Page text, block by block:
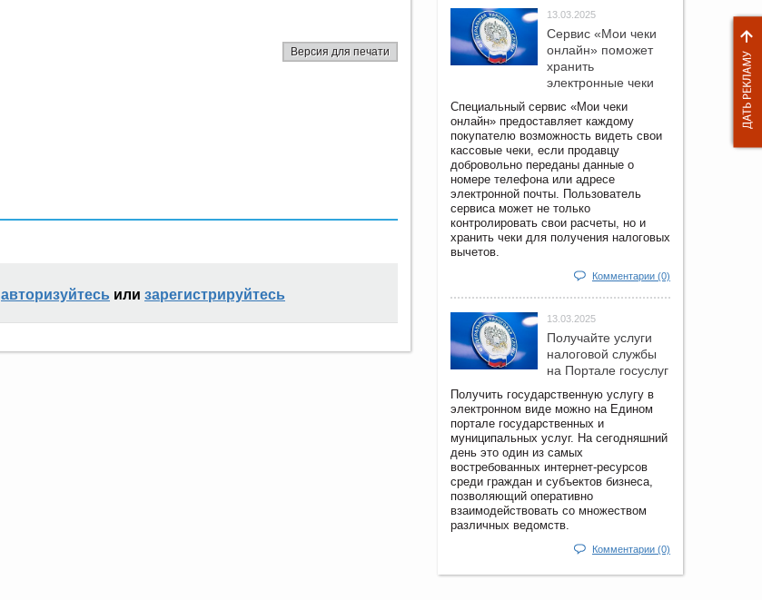
Версия для печати
авторизуйтесь или зарегистрируйтесь
13.03.2025
Сервис «Мои чеки
онлайн» поможет
хранить
электронные чеки
Специальный сервис «Мои чеки
онлайн» предоставляет каждому
покупателю возможность видеть свои
кассовые чеки, если продавцу
добровольно переданы данные о
номере телефона или адресе
электронной почты. Пользователь
сервиса может не только
контролировать свои расчеты, но и
хранить чеки для получения налоговых
вычетов.
Комментарии (0)
13.03.2025
Получайте услуги
налоговой службы
на Портале госyслуг
Получить государственную услугу в
электронном виде можно на Едином
портале государственных и
муниципальных услуг. На сегодняшний
день это один из самых
востребованных интернет-ресурсов
среди граждан и субъектов бизнеса,
позволяющий оперативно
взаимодействовать со множеством
различных ведомств.
Комментарии (0)